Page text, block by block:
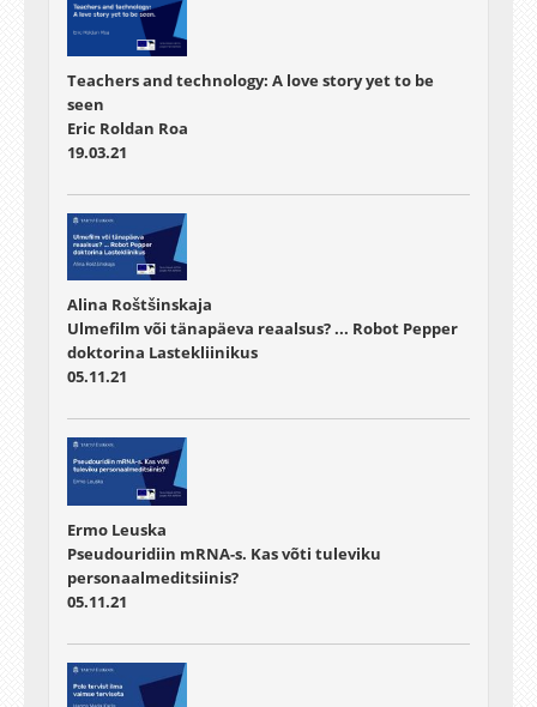
Teachers and technology: A love story yet to be
seen
Eric Roldan Roa
19.03.21
Alina Roštšinskaja
Ulmefilm või tänapäeva reaalsus? ... Robot Pepper
doktorina Lastekliinikus
05.11.21
Ermo Leuska
Pseudouridiin mRNA-s. Kas võti tuleviku
personaalmeditsiinis?
05.11.21